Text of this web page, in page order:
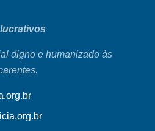
digno e humanizado às